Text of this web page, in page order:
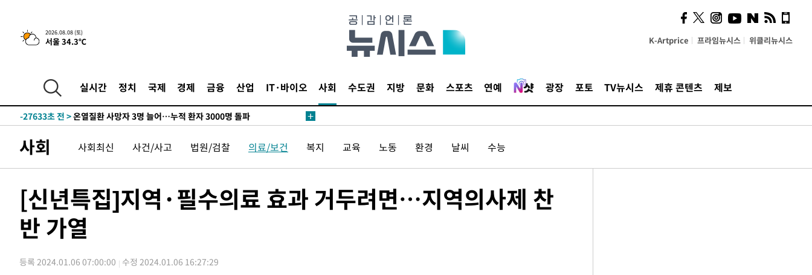
2026.08.08 (토)
서울 34.3℃ K-Artprice 프라임뉴시스 위클리뉴시스
실시간 정치 국제 경제 금융 산업 IT·바이오 사회 수도권 지방 문화 스포츠 연예 광장 포토 TV뉴시스 제휴 콘텐츠 제보
3시간 전 >[속보]뉴욕증시 상승 마감…S&P 0.6% 나스닥 1.3%↑
-28882초 전 >
[속보]이강인 "감독님이 원하는 마음 느꼈고, 많은 트로피 원해 아
틀레티코 이적"
-28664초 전 >
-27633초 전 >온열질환 사망자 3명 늘어…누적 환자 3000명 돌파
-17685초 전 >
백운산서 80년근 천종산삼 9뿌리 발견…감정가 1.3억원
-15395초 전 >선재도서 해루질 나섰다 실종 60대, 닷새 만에 숨진 채 발견
-12305초 전 >여수 오동도 해상서 모터보트 전복…1명 사망·1명 실종
-8532초 전 > 극한폭염 한풀 꺾이지만…'낮 최고 35도' 무더위, 열대야 계속[다음
주 날씨]
-5550초 전 >
축구협회 "압수수색·성접대 논란 사과…쇄신의 기회로 삼겠다"
송"
2시간 전 >'최고 37도' 폭염 지속…강원동해안 최대 150㎜ 비
사회 사회최신 사건/사고 법원/검찰 의료/보건 복지 교육 노동 환경 날씨 수능
[신년특집]지역·필수의료 효과 거두려면…지역의사제 찬
반 가열
등록 2024.01.06 07:00:00 수정 2024.01.06 16:27:29